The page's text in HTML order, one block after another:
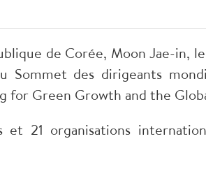
de Corée, Moon Jae-in,
Sommet des dirigeants
for Green Growth and the
21 organisations